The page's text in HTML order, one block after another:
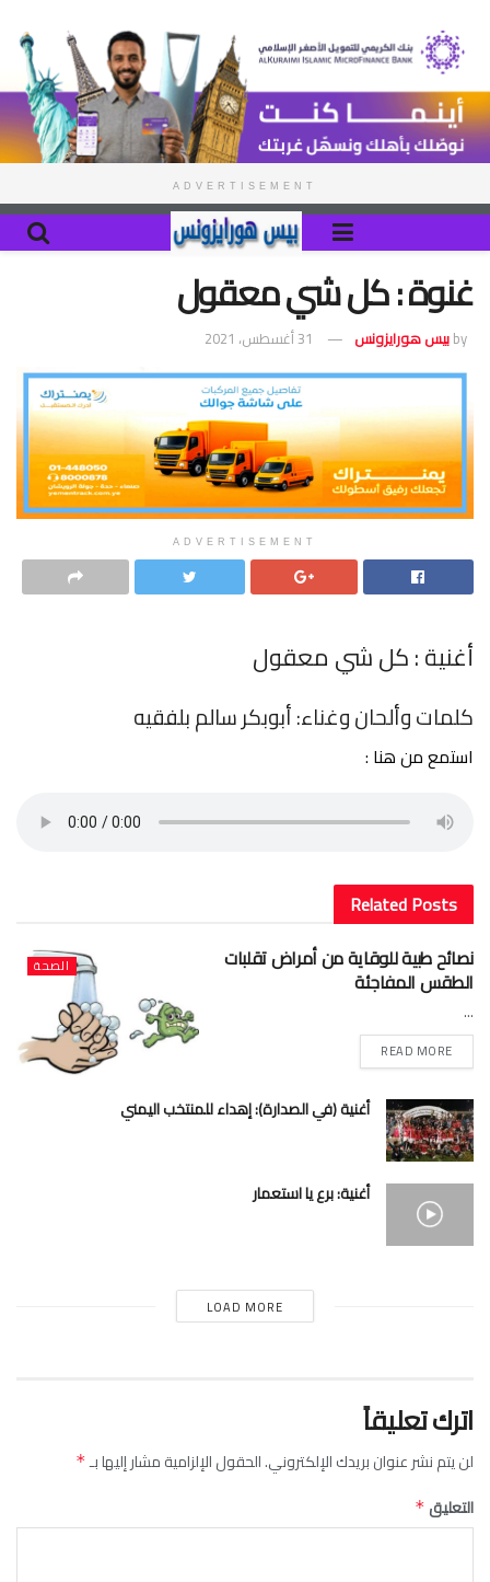
ADVERTISEMENT
غنوة : كل شي معقول
byبيس هورايزونس 31 أغسطس، 2021
ADVERTISEMENT
أغنية : كل شي معقول
كلمات وألحان وغناء: أبوبكر سالم بلفقيه
استمع من هنا :
RelatedPosts
الصحة نصائح طبية للوقاية من أمراض تقلبات
الطقس المفاجئة
...
READ MORE
أغنية (في الصدارة): إهداء للمنتخب اليمني
أغنية: برع يا استعمار
LOAD MORE
اترك تعليقاً
لن يتم نشر عنوان بريدك الإلكتروني.الحقول الإلزامية مشار إليها بـ*
التعليق *